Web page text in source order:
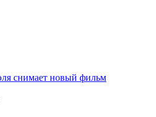
снимает новый фильм